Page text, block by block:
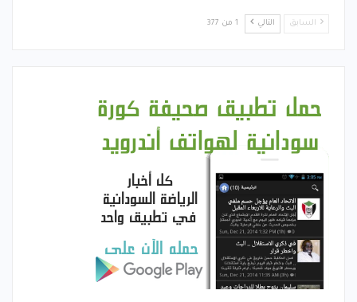
السابق التالي 1 من 377